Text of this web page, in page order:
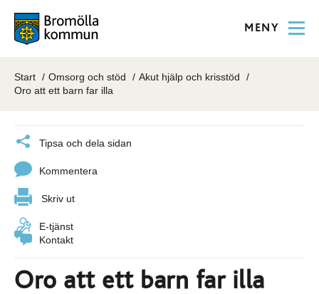
MENY
Start Omsorg och stöd
Akut hjälp och krisstöd
Oro att ett barn far illa
Tipsa och dela sidan
Kommentera
Skriv ut
E-tjänst
Kontakt
Oro att ett barn far illa